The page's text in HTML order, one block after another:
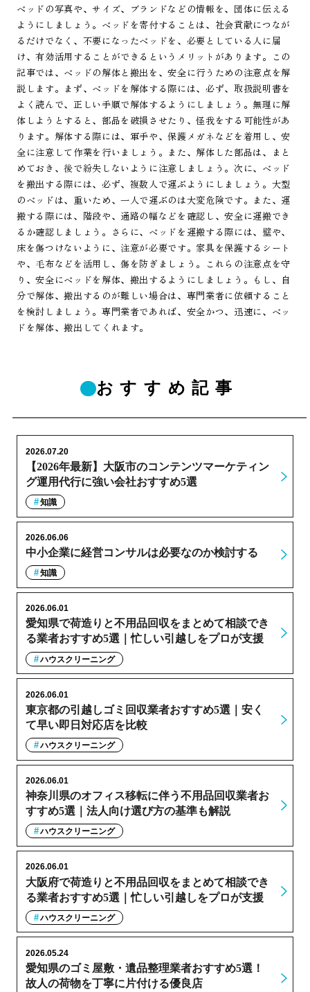
ベッドの写真や、サイズ、ブランドなどの情報を、団体に伝える
ようにしましょう。ベッドを寄付することは、社会貢献につなが
るだけでなく、不要になったベッドを、必要としている人に届
け、有効活用することができるというメリットがあります。この
記事では、ベッドの解体と搬出を、安全に行うための注意点を解
説します。まず、ベッドを解体する際には、必ず、取扱説明書を
よく読んで、正しい手順で解体するようにしましょう。無理に解
体しようとすると、部品を破損させたり、怪我をする可能性があ
ります。解体する際には、軍手や、保護メガネなどを着用し、安
全に注意して作業を行いましょう。また、解体した部品は、まと
めておき、後で紛失しないように注意しましょう。次に、ベッド
を搬出する際には、必ず、複数人で運ぶようにしましょう。大型
のベッドは、重いため、一人で運ぶのは大変危険です。また、運
搬する際には、階段や、通路の幅などを確認し、安全に運搬でき
るか確認しましょう。さらに、ベッドを運搬する際には、壁や、
床を傷つけないように、注意が必要です。家具を保護するシート
や、毛布などを活用し、傷を防ぎましょう。これらの注意点を守
り、安全にベッドを解体、搬出するようにしましょう。もし、自
分で解体、搬出するのが難しい場合は、専門業者に依頼すること
を検討しましょう。専門業者であれば、安全かつ、迅速に、ベッ
ドを解体、搬出してくれます。
おすすめ記事
【2026年最新】大阪市のコンテンツマーケティン
グ運用代行に強い会社おすすめ5選
2026.07.20
知識
中小企業に経営コンサルは必要なのか検討する
2026.06.06
知識
愛知県で荷造りと不用品回収をまとめて相談でき
る業者おすすめ5選｜忙しい引越しをプロが支援
2026.06.01
ハウスクリーニング
東京都の引越しゴミ回収業者おすすめ5選｜安く
て早い即日対応店を比較
2026.06.01
ハウスクリーニング
神奈川県のオフィス移転に伴う不用品回収業者お
すすめ5選｜法人向け選び方の基準も解説
2026.06.01
ハウスクリーニング
大阪府で荷造りと不用品回収をまとめて相談でき
る業者おすすめ5選｜忙しい引越しをプロが支援
2026.06.01
ハウスクリーニング
愛知県のゴミ屋敷・遺品整理業者おすすめ5選！
故人の荷物を丁寧に片付ける優良店
2026.05.24